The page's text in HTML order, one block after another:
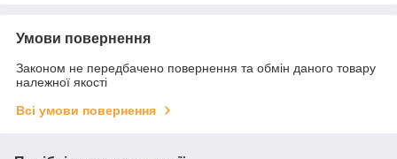
Умови повернення
Законом не передбачено повернення та обмін даного товару
належної якості
Всі умови повернення